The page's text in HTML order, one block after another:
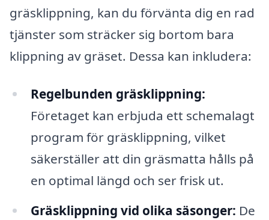
gräsklippning, kan du förvänta dig en rad
tjänster som sträcker sig bortom bara
klippning av gräset. Dessa kan inkludera:
Regelbunden gräsklippning:
Företaget kan erbjuda ett schemalagt
program för gräsklippning, vilket
säkerställer att din gräsmatta hålls på
en optimal längd och ser frisk ut.
Gräsklippning vid olika säsonger: De